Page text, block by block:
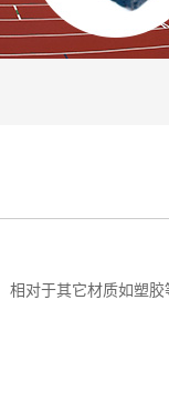
对于其它材质如塑胶